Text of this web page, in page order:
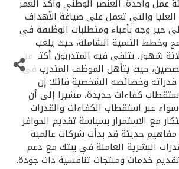
عمل واحدة. العنصر الوطني وأكد العمر
العليا والتي تعمل على صياغة الأهداف
على القيام وعلى خير وجه بأعباء ومتطلبات الوظيفة في
وخطط التنمية الشاملة، حيث يلعب
شهور، يتلقى فيه المتدربون أكثر من
حيث يتأهل الموظف المتدرب في
وخصائصه الشخصية قائلا: إن
كفاءات جديدة، مشيرا إلى أن
عبر استقطاب الكفاءات والقدرات
مع الاستمرار بسياسة تقديم الحوافز
مفاهيم حديثة قد بدأت شركات عالمية
البشرية العاملة في بيتك مع دعم
خدمات ومنتجات تنافسية ذات جودة.